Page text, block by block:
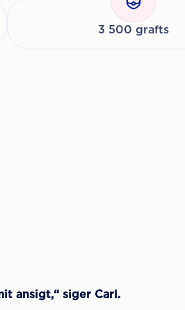
3 500 grafts
ansigt,“ siger Carl.